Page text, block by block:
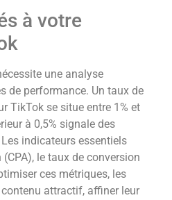
à votre
une analyse
de performance. Un taux de
TikTok se situe entre 1% et
à 0,5% signale des
indicateurs essentiels
le taux de conversion
ces métriques, les
attractif, affiner leur